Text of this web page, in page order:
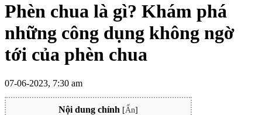
Phèn chua là gì? Khám phá
những công dụng không ngờ
tới của phèn chua
07-06-2023, 7:30 am
Nội dung chính [Ẩn]